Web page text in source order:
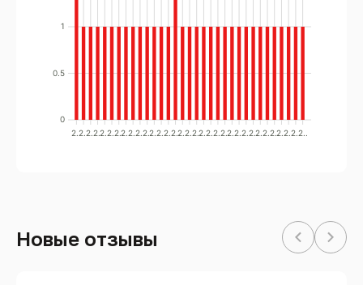
0
0.5
1
2..2..2..2..2..2..2..2..2..2..2..2..2..2..2..2..2..2..2..2..2..2..2..2..2..2..2..2..2..2..2..2..2..
Новые отзывы